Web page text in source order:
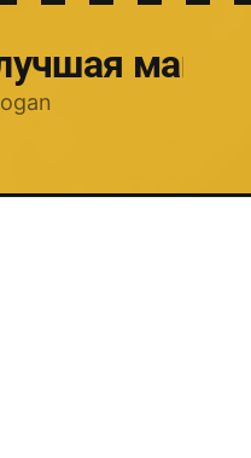
машина